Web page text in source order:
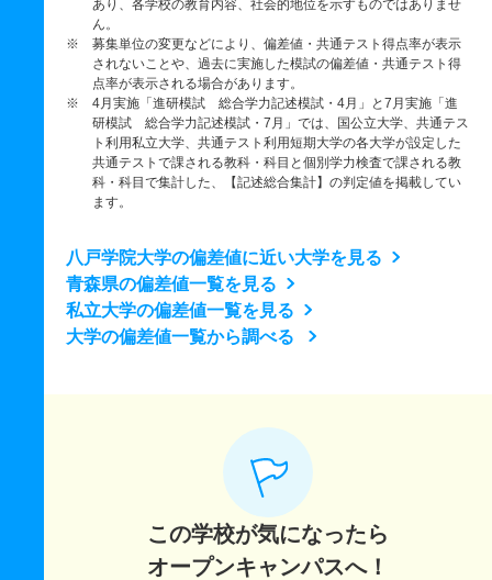
あり、各学校の教育内容、社会的地位を示すものではありませ
ん。
※ 募集単位の変更などにより、偏差値・共通テスト得点率が表示
されないことや、過去に実施した模試の偏差値・共通テスト得
点率が表示される場合があります。
※ 4月実施「進研模試 総合学力記述模試・4月」と7月実施「進
研模試 総合学力記述模試・7月」では、国公立大学、共通テス
ト利用私立大学、共通テスト利用短期大学の各大学が設定した
共通テストで課される教科・科目と個別学力検査で課される教
科・科目で集計した、【記述総合集計】の判定値を掲載してい
ます。
八戸学院大学の偏差値に近い大学を見る
青森県の偏差値一覧を見る
私立大学の偏差値一覧を見る
大学の偏差値一覧から調べる
この学校が気になったら
オープンキャンパスへ！